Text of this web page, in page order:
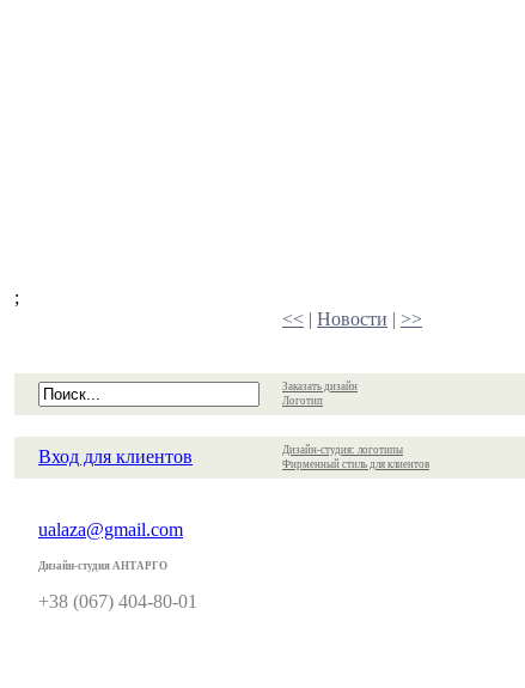
;
<< | Новости | >>
Заказать дизайн
Логотип
Вход для клиентов
Дизайн-студия: логотипы
Фирменный стиль для клиентов
ualaza@gmail.com
Дизайн-студия АНТАРГО
+38 (067) 404-80-01